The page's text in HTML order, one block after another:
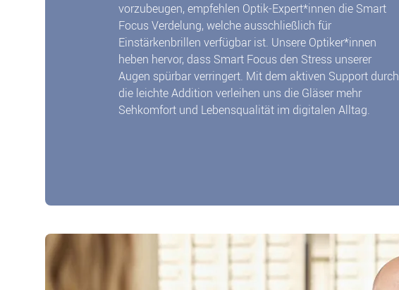
vorzubeugen, empfehlen Optik-Expert*innen die Smart
Focus Verdelung, welche ausschließlich für
Einstärkenbrillen verfügbar ist. Unsere Optiker*innen
heben hervor, dass Smart Focus den Stress unserer
Augen spürbar verringert. Mit dem aktiven Support durch
die leichte Addition verleihen uns die Gläser mehr
Sehkomfort und Lebensqualität im digitalen Alltag.